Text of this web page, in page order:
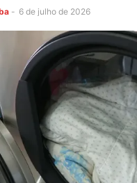
- 6 de julho de 2026